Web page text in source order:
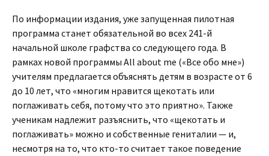
По информации издания, уже запущенная пилотная
программа станет обязательной во всех 241-й
начальной школе графства со следующего года. В
рамках новой программы All about me («Все обо мне»)
учителям предлагается объяснять детям в возрасте от 6
до 10 лет, что «многим нравится щекотать или
поглаживать себя, потому что это приятно». Также
ученикам надлежит разъяснить, что «щекотать и
поглаживать» можно и собственные гениталии — и,
несмотря на то, что кто-то считает такое поведение